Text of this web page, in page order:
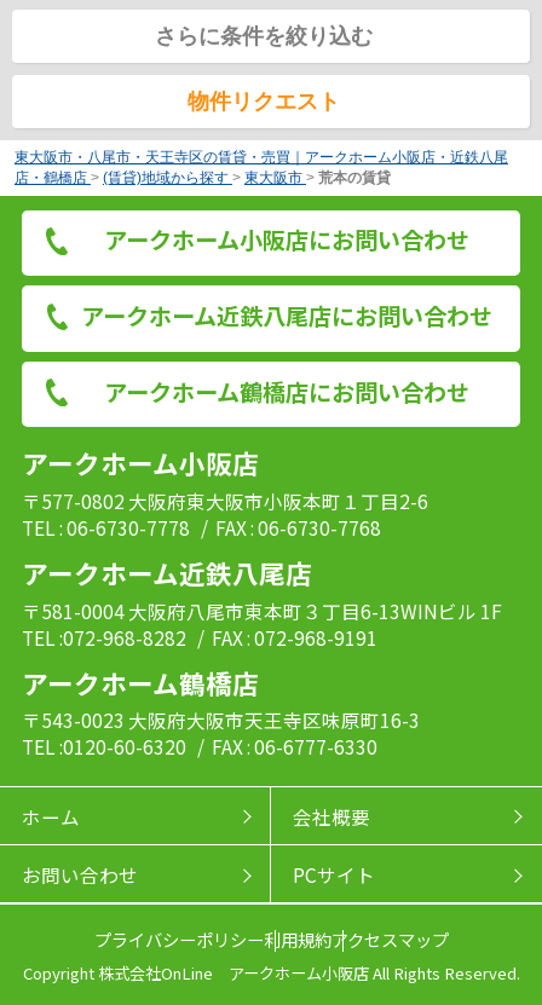
さらに条件を絞り込む
物件リクエスト
東大阪市・八尾市・天王寺区の賃貸・売買｜アークホーム小阪店・近鉄八尾
店・鶴橋店 > (賃貸)地域から探す > 東大阪市 > 荒本の賃貸
アークホーム小阪店にお問い合わせ
アークホーム近鉄八尾店にお問い合わせ
アークホーム鶴橋店にお問い合わせ
アークホーム小阪店
〒577-0802 大阪府東大阪市小阪本町１丁目2-6
TEL : 06-6730-7778 / FAX : 06-6730-7768
アークホーム近鉄八尾店
〒581-0004 大阪府八尾市東本町３丁目6-13WINビル 1F
TEL :072-968-8282 / FAX : 072-968-9191
アークホーム鶴橋店
〒543-0023 大阪府大阪市天王寺区味原町16-3
TEL :0120-60-6320 / FAX : 06-6777-6330
ホーム 会社概要
お問い合わせ PCサイト
プライバシーポリシー利用規約アクセスマップ
Copyright 株式会社OnLine アークホーム小阪店 All Rights Reserved.